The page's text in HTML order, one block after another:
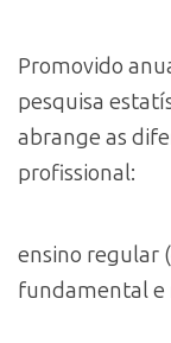
Promovido
pesquisa
abrange as
profissional:
ensino regular
fundamental e